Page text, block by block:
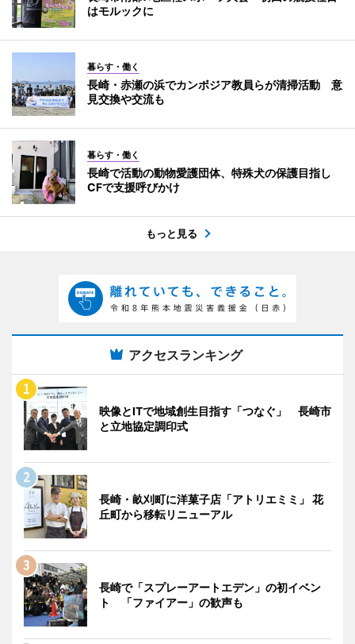
はモルックに
暮らす・働く
長崎・赤瀬の浜でカンボジア教員らが清掃活動 意
見交換や交流も
暮らす・働く
長崎で活動の動物愛護団体、特殊犬の保護目指し
CFで支援呼びかけ
もっと見る
アクセスランキング
映像とITで地域創生目指す「つなぐ」 長崎市
と立地協定調印式
長崎・畝刈町に洋菓子店「アトリエミミ」 花
丘町から移転リニューアル
長崎で「スプレーアートエデン」の初イベン
ト 「ファイアー」の歓声も